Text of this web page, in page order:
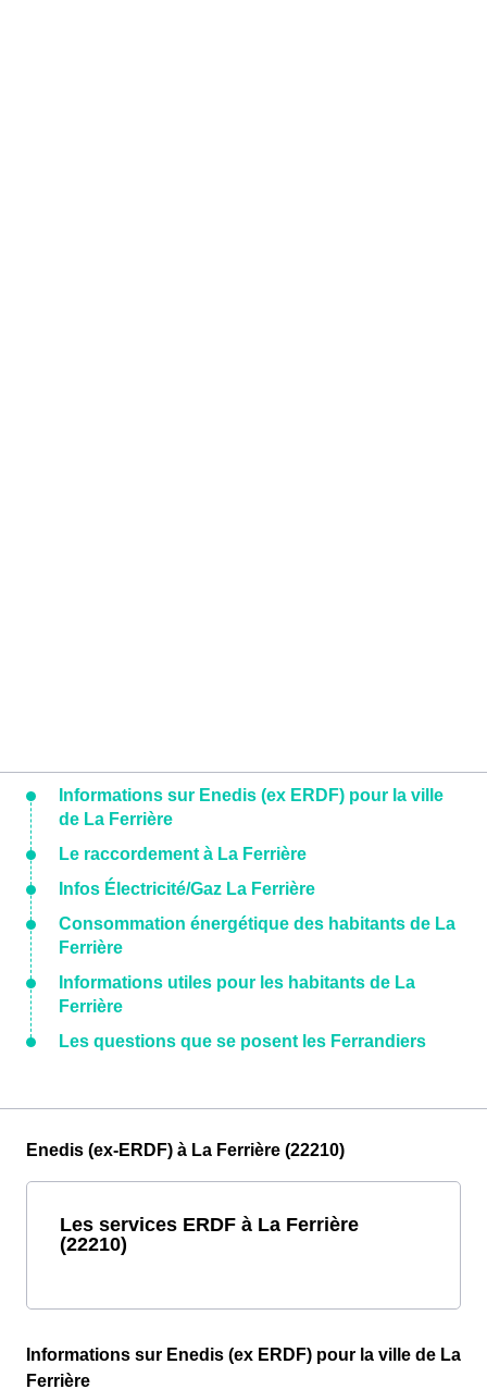
Informations sur Enedis (ex ERDF) pour la ville
de La Ferrière
Le raccordement à La Ferrière
Infos Électricité/Gaz La Ferrière
Consommation énergétique des habitants de La
Ferrière
Informations utiles pour les habitants de La
Ferrière
Les questions que se posent les Ferrandiers
Enedis (ex-ERDF) à La Ferrière (22210)
Les services ERDF à La Ferrière
(22210)
Informations sur Enedis (ex ERDF) pour la ville de La
Ferrière